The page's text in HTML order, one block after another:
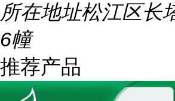
所在地址松江区长
6幢
推荐产品